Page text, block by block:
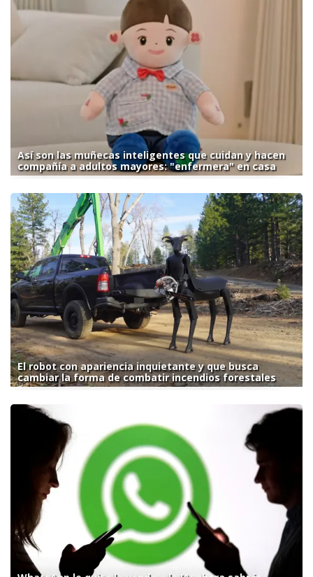
Así son las muñecas inteligentes que cuidan y hacen
compañía a adultos mayores: "enfermera" en casa
El robot con apariencia inquietante y que busca
cambiar la forma de combatir incendios forestales